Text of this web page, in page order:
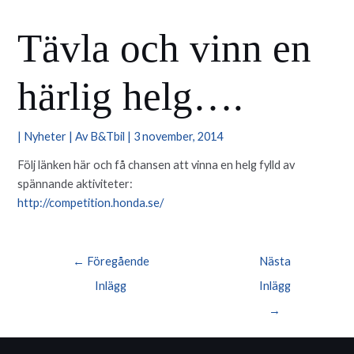
Tävla och vinn en
härlig helg….
| Nyheter | Av B&Tbil | 3 november, 2014
Följ länken här och få chansen att vinna en helg fylld av
spännande aktiviteter:
http://competition.honda.se/
Inläggsnavigering
← Föregående
Inlägg
Nästa
Inlägg
→